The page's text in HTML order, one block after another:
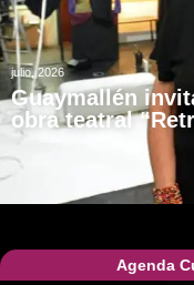
julio, 2026
Guaymallén
obra teatral
Agenda